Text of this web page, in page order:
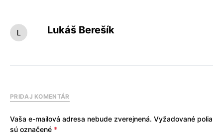
Lukáš Berešík
PRIDAJ KOMENTÁR
Vaša e-mailová adresa nebude zverejnená. Vyžadované polia
sú označené *